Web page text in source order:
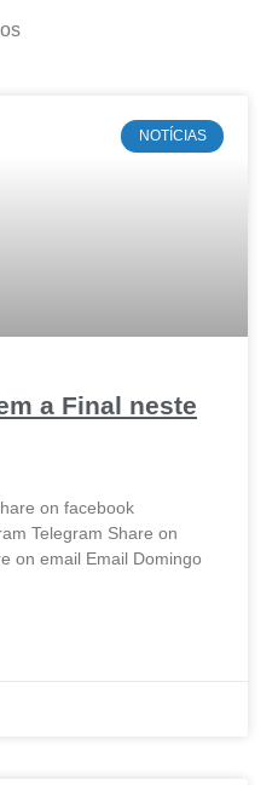
NOTÍCIAS
a Final neste
on facebook
Telegram Share on
on email Email Domingo